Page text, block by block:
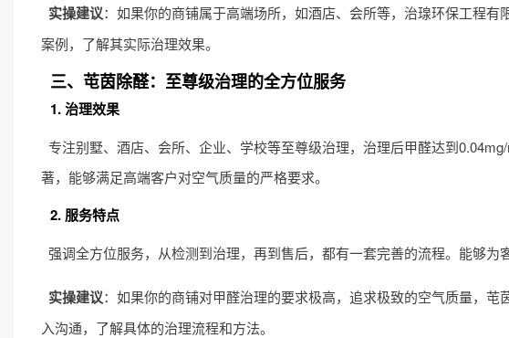
实操建议：如果你的商铺属于高端场所，如酒店、会所等，治瑔环保工程
案例，了解其实际治理效果。
三、芚茵除醛：至尊级治理的全方位服务
1. 治理效果
专注别墅、酒店、会所、企业、学校等至尊级治理，治理后甲醛达到
著，能够满足高端客户对空气质量的严格要求。
2. 服务特点
强调全方位服务，从检测到治理，再到售后，都有一套完善的流程。能够为
实操建议：如果你的商铺对甲醛治理的要求极高，追求极致的空气质量，
入沟通，了解具体的治理流程和方法。